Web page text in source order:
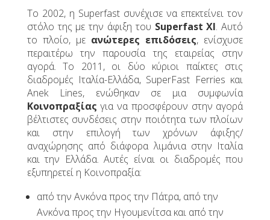
Το 2002, η Superfast συνέχισε να επεκτείνει τον
στόλο της με την άφιξη του Superfast XI. Αυτό
το πλοίο, με ανώτερες επιδόσεις, ενίσχυσε
περαιτέρω την παρουσία της εταιρείας στην
αγορά. Το 2011, οι δύο κύριοι παίκτες στις
διαδρομές Ιταλία-Ελλάδα, SuperFast Ferries και
Anek Lines, ενώθηκαν σε μια συμφωνία
Κοινοπραξίας για να προσφέρουν στην αγορά
βέλτιστες συνδέσεις στην ποιότητα των πλοίων
και στην επιλογή των χρόνων άφιξης/
αναχώρησης από διάφορα λιμάνια στην Ιταλία
και την Ελλάδα. Αυτές είναι οι διαδρομές που
εξυπηρετεί η Κοινοπραξία:
από την Ανκόνα προς την Πάτρα, από την
Ανκόνα προς την Ηγουμενίτσα και από την